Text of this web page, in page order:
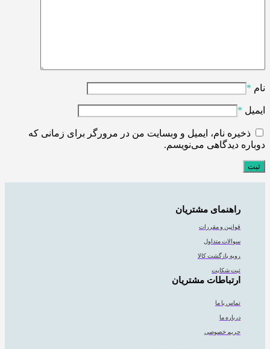
نام *
ایمیل *
ذخیره نام، ایمیل و وبسایت من در مرورگر برای زمانی که
دوباره دیدگاهی می‌نویسم.
راهنمای مشتریان
قوانین و مقررات
سوالات متداول
رویه بازگشت کالا
ثبت شکایت
ارتباطات مشتریان
تماس با ما
درباره ما
حریم خصوصی